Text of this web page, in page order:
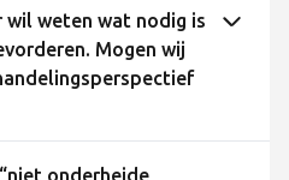
weten wat nodig is
Mogen wij
onderheide